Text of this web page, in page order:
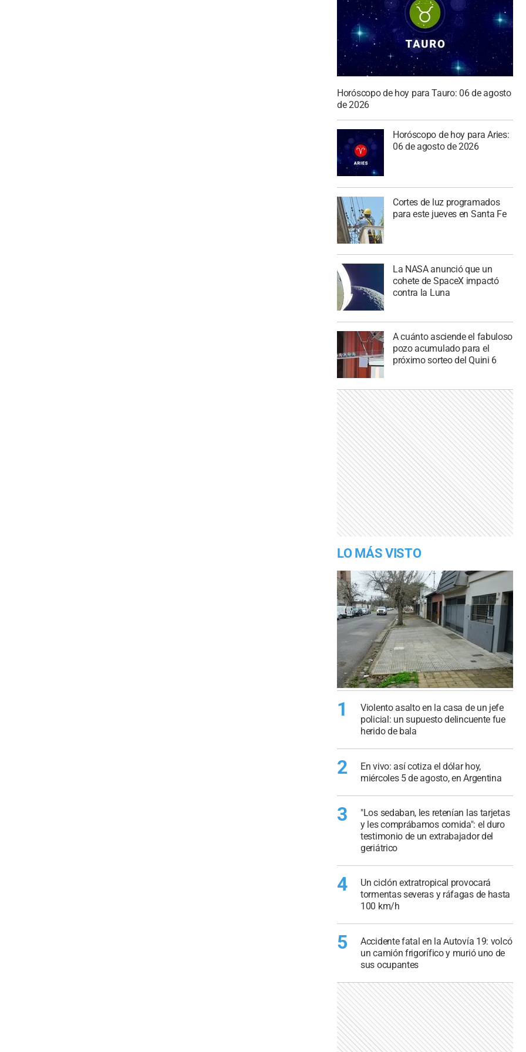
Horóscopo de hoy para Tauro: 06 de agosto
de 2026
Horóscopo de hoy para Aries:
06 de agosto de 2026
Cortes de luz programados
para este jueves en Santa Fe
La NASA anunció que un
cohete de SpaceX impactó
contra la Luna
A cuánto asciende el fabuloso
pozo acumulado para el
próximo sorteo del Quini 6
LO MÁS VISTO
1
Violento asalto en la casa de un jefe
policial: un supuesto delincuente fue
herido de bala
2
En vivo: así cotiza el dólar hoy,
miércoles 5 de agosto, en Argentina
3
"Los sedaban, les retenían las tarjetas
y les comprábamos comida": el duro
testimonio de un extrabajador del
geriátrico
4
Un ciclón extratropical provocará
tormentas severas y ráfagas de hasta
100 km/h
5
Accidente fatal en la Autovía 19: volcó
un camión frigorífico y murió uno de
sus ocupantes